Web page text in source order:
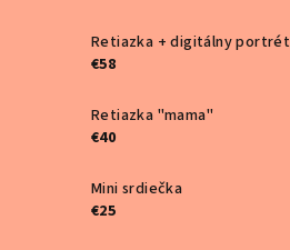
Retiazka + digitálny portrét
€58
Retiazka "mama"
€40
Mini srdiečka
€25